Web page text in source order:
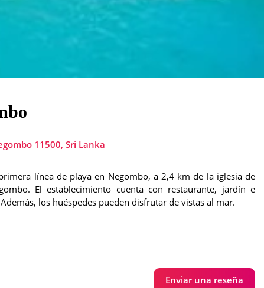
11500, Sri Lanka
línea de playa en Negombo, a 2,4 km de la iglesia de
El establecimiento cuenta con restaurante, jardín e
los huéspedes pueden disfrutar de vistas al mar.
Enviar una reseña